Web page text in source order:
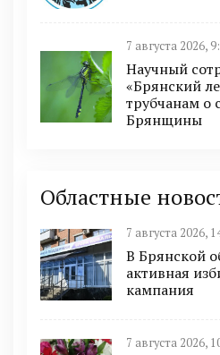
7 августа 2026,
Научный
«Брянский
трубчанам о
Брянщины
Областные
7 августа 2026,
В Брянской
активная
кампания
7 августа 2026,